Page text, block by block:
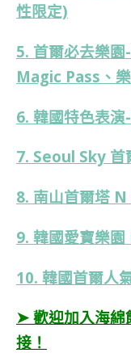
性限定)
5. 首爾必去樂
Magic Pass、
6. 韓國特色表
7. Seoul Sky 首
8. 南山首爾塔
9. 韓國愛寶樂
10. 韓國首爾人
➤ 歡迎加入海綿
接！